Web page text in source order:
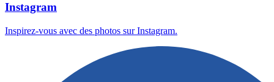
Instagram
Inspirez-vous avec des photos sur Instagram.